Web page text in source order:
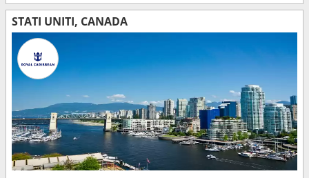
STATI UNITI, CANADA